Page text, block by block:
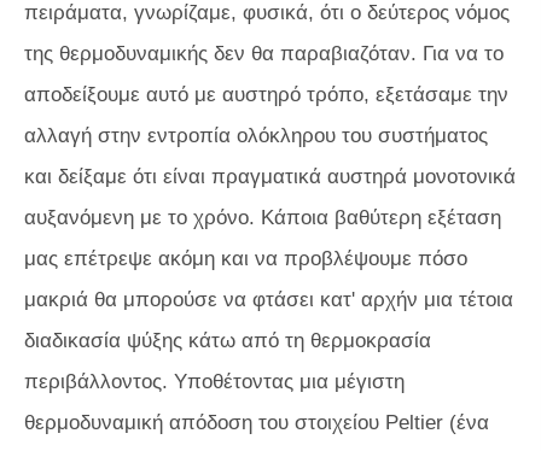
πειράματα, γνωρίζαμε, φυσικά, ότι ο δεύτερος νόμος
της θερμοδυναμικής δεν θα παραβιαζόταν. Για να το
αποδείξουμε αυτό με αυστηρό τρόπο, εξετάσαμε την
αλλαγή στην εντροπία ολόκληρου του συστήματος
και δείξαμε ότι είναι πραγματικά αυστηρά μονοτονικά
αυξανόμενη με το χρόνο. Κάποια βαθύτερη εξέταση
μας επέτρεψε ακόμη και να προβλέψουμε πόσο
μακριά θα μπορούσε να φτάσει κατ' αρχήν μια τέτοια
διαδικασία ψύξης κάτω από τη θερμοκρασία
περιβάλλοντος. Υποθέτοντας μια μέγιστη
θερμοδυναμική απόδοση του στοιχείου Peltier (ένα